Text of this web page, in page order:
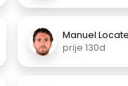
Manuel
prije 130d